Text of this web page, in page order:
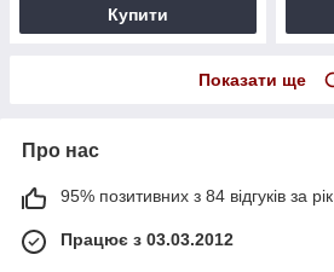
Купити
Показати ще
Про нас
95% позитивних з 84 відгуків за рік
Працює з 03.03.2012